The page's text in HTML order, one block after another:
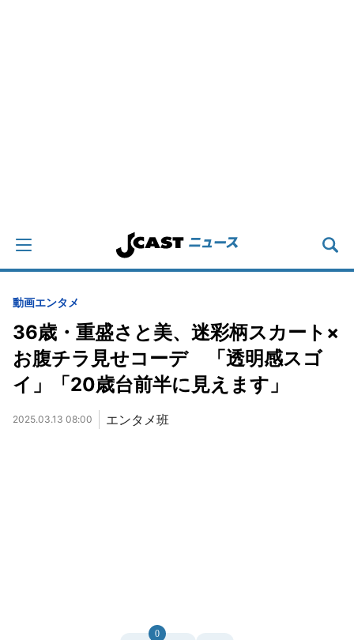
動画エンタメ
36歳・重盛さと美、迷彩柄スカート×
お腹チラ見せコーデ 「透明感スゴ
イ」「20歳台前半に見えます」
2025.03.13 08:00 エンタメ班
0